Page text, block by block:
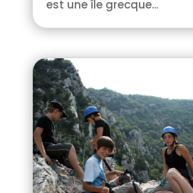
est une île grecque...